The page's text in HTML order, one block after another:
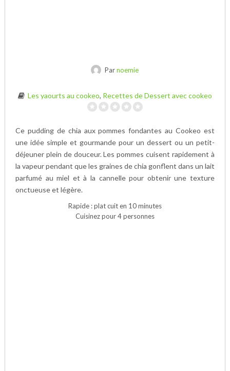
Parnoemie
Les yaourts au cookeo, Recettes de Dessert avec cookeo
Ce pudding de chia aux pommes fondantes au Cookeo est
une idée simple et gourmande pour un dessert ou un petit-
déjeuner plein de douceur. Les pommes cuisent rapidement à
la vapeur pendant que les graines de chia gonflent dans un lait
parfumé au miel et à la cannelle pour obtenir une texture
onctueuse et légère.
Rapide : plat cuit en 10 minutes
Cuisinez pour 4 personnes